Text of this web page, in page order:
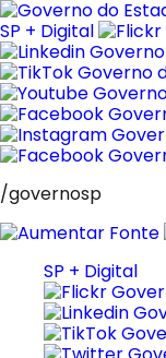
Pular
para
o
conteúdo
SP + Digital
/governosp
SP + Digital